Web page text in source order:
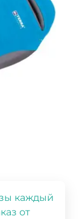
каждый
от